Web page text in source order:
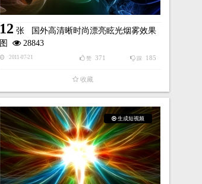
12 张
国外高清晰时尚漂亮眩光烟雾效果
图
28843
2011-07-21 踩 185
赞 371
收藏
生成短视频